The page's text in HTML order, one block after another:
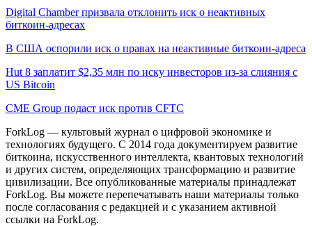
Digital Chamber призвала отклонить иск о неактивных
биткоин-адресах
В США оспорили иск о правах на неактивные биткоин-адреса
Hut 8 заплатит $2,35 млн по иску инвесторов из-за слияния с
US Bitcoin
CME Group подаст иск против CFTC
ForkLog — культовый журнал о цифровой экономике и
технологиях будущего. С 2014 года документируем развитие
биткоина, искусственного интеллекта, квантовых технологий
и других систем, определяющих трансформацию и развитие
цивилизации. Все опубликованные материалы принадлежат
ForkLog. Вы можете перепечатывать наши материалы только
после согласования с редакцией и с указанием активной
ссылки на ForkLog.